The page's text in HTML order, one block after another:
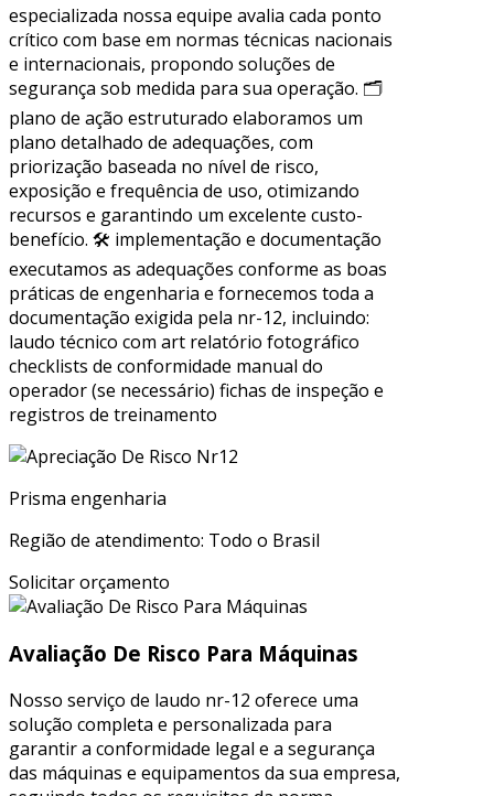
especializada nossa equipe avalia cada ponto
crítico com base em normas técnicas nacionais
e internacionais, propondo soluções de
segurança sob medida para sua operação. 🗂
plano de ação estruturado elaboramos um
plano detalhado de adequações, com
priorização baseada no nível de risco,
exposição e frequência de uso, otimizando
recursos e garantindo um excelente custo-
benefício. 🛠 implementação e documentação
executamos as adequações conforme as boas
práticas de engenharia e fornecemos toda a
documentação exigida pela nr-12, incluindo:
laudo técnico com art relatório fotográfico
checklists de conformidade manual do
operador (se necessário) fichas de inspeção e
registros de treinamento
Prisma engenharia
Região de atendimento: Todo o Brasil
Solicitar orçamento
Avaliação De Risco Para Máquinas
Nosso serviço de laudo nr-12 oferece uma
solução completa e personalizada para
garantir a conformidade legal e a segurança
das máquinas e equipamentos da sua empresa,